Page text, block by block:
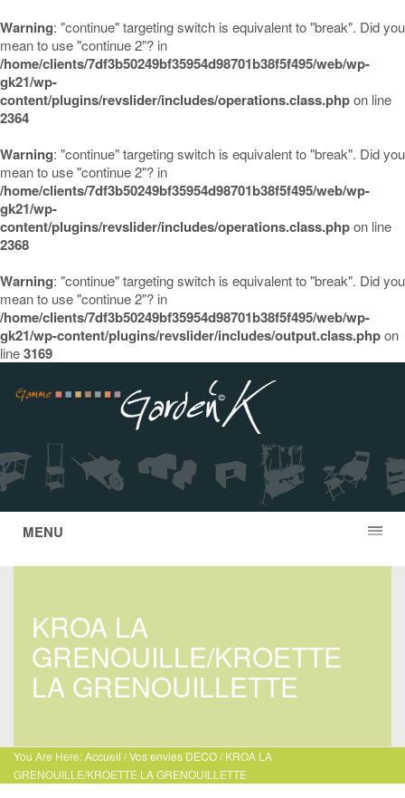
Warning: "continue" targeting switch is equivalent to "break". Did you
mean to use "continue 2"? in
/home/clients/7df3b50249bf35954d98701b38f5f495/web/wp-
gk21/wp-
content/plugins/revslider/includes/operations.class.phpon line
2364
Warning: "continue" targeting switch is equivalent to "break". Did you
mean to use "continue 2"? in
/home/clients/7df3b50249bf35954d98701b38f5f495/web/wp-
gk21/wp-
content/plugins/revslider/includes/operations.class.phpon line
2368
Warning: "continue" targeting switch is equivalent to "break". Did you
mean to use "continue 2"? in
/home/clients/7df3b50249bf35954d98701b38f5f495/web/wp-
gk21/wp-content/plugins/revslider/includes/output.class.phpon
line3169
MENU
KROA LA
GRENOUILLE/KROETTE
LA GRENOUILLETTE
You Are Here:Accueil /Vos envies DECO/ KROA LA
GRENOUILLE/KROETTE LA GRENOUILLETTE